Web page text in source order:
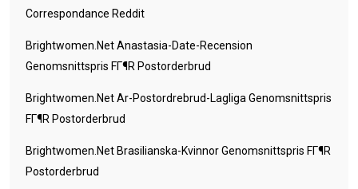
Correspondance Reddit
Brightwomen.net Anastasia-Date-Recension
Genomsnittspris FГ¶r Postorderbrud
Brightwomen.net Ar-Postordrebrud-Lagliga Genomsnittspris
FГ¶r Postorderbrud
Brightwomen.net Brasilianska-Kvinnor Genomsnittspris FГ¶r
Postorderbrud